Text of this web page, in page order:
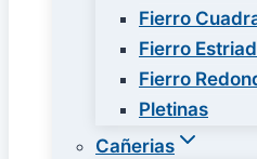
Fierro
Fierro
Fierro
Pletinas
Cañerias